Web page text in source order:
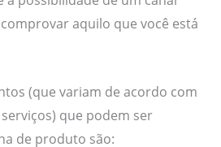
aquilo que você está
(que variam de acordo com
que podem ser
de produto são: